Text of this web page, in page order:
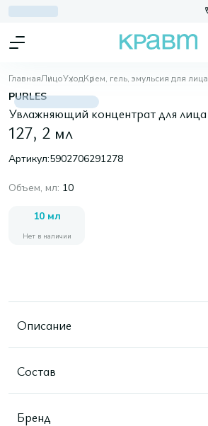
ГлавнаяЛицоУходКрем, гель, эмульсия для лица
PURLES
Увлажняющий концентрат для лица
127, 2 мл
Артикул:5902706291278
Объем, мл: 10
10 мл
Нет в наличии
Описание
Состав
Бренд